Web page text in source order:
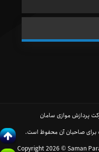
پردازش موازی سامان
صاحبان آن محفوظ است.
Copyright 2026 © Saman